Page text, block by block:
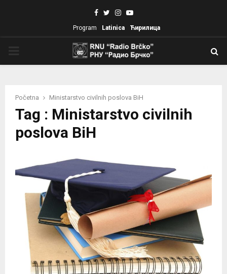
Facebook
TwitterInstagram
Youtube
Program Latinica Ћирилица
Početna Ministarstvo civilnih poslova BiH
Tag : Ministarstvo civilnih
poslova BiH